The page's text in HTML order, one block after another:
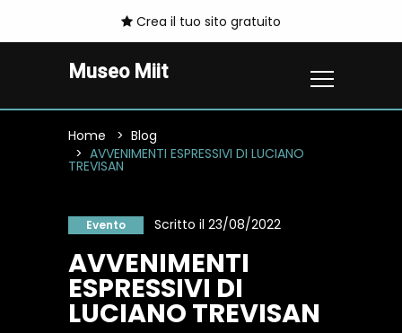
Crea il tuo sito gratuito
Museo Miit
Home
Blog
AVVENIMENTI ESPRESSIVI DI LUCIANO
TREVISAN
Evento Scritto il 23/08/2022
AVVENIMENTI
ESPRESSIVI DI
LUCIANO TREVISAN